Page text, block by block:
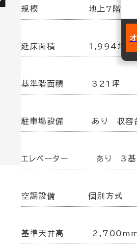
規模 地上7階／
延床面積 1,994坪
基準階面積 321坪
駐車場設備 あり 収容
エレベーター あり 3基
空調設備 個別方式
基準天井高